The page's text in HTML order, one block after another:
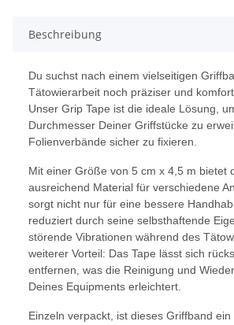
Beschreibung
Du suchst nach einem vielseitigen
Tätowierarbeit noch präziser und
Unser Grip Tape ist die ideale Lösung,
Durchmesser Deiner Griffstücke zu
Folienverbände sicher zu fixieren.
Mit einer Größe von 5 cm x 4,5 m bietet
ausreichend Material für verschiedene
sorgt nicht nur für eine bessere
reduziert durch seine selbsthaftende
störende Vibrationen während des
weiterer Vorteil: Das Tape lässt sich
entfernen, was die Reinigung und
Deines Equipments erleichtert.
Einzeln verpackt, ist dieses Griffband